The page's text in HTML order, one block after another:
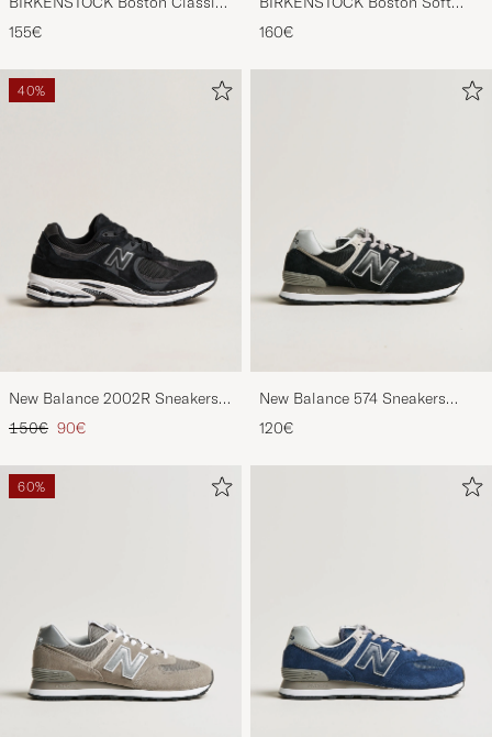
Footbed Habana Oiled Leather
155€
Footbed Black Suede
160€
40%
New Balance 2002R Sneakers
Black
Regulärer Preis
150€ Reduzierter Preis
90€
New Balance 574 Sneakers
Black
120€
60%